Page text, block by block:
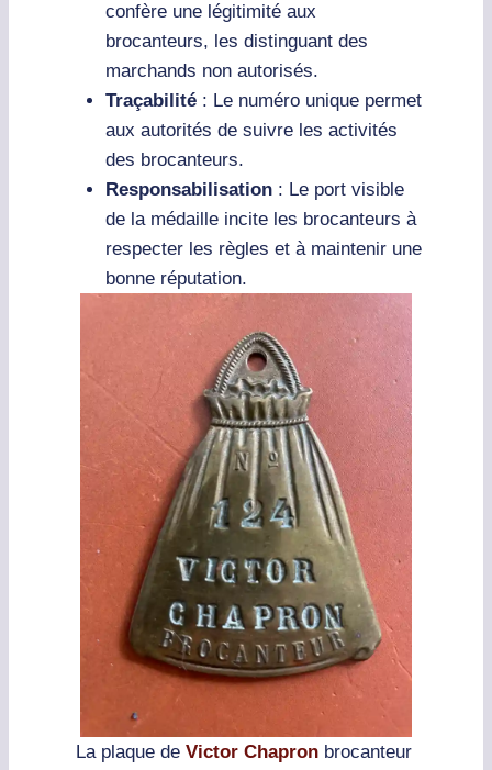
confère une légitimité aux
brocanteurs, les distinguant des
marchands non autorisés.
Traçabilité : Le numéro unique permet
aux autorités de suivre les activités
des brocanteurs.
Responsabilisation : Le port visible
de la médaille incite les brocanteurs à
respecter les règles et à maintenir une
bonne réputation.
La plaque de Victor Chapronbrocanteur